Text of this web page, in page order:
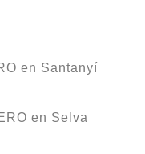
en Santanyí
en Selva